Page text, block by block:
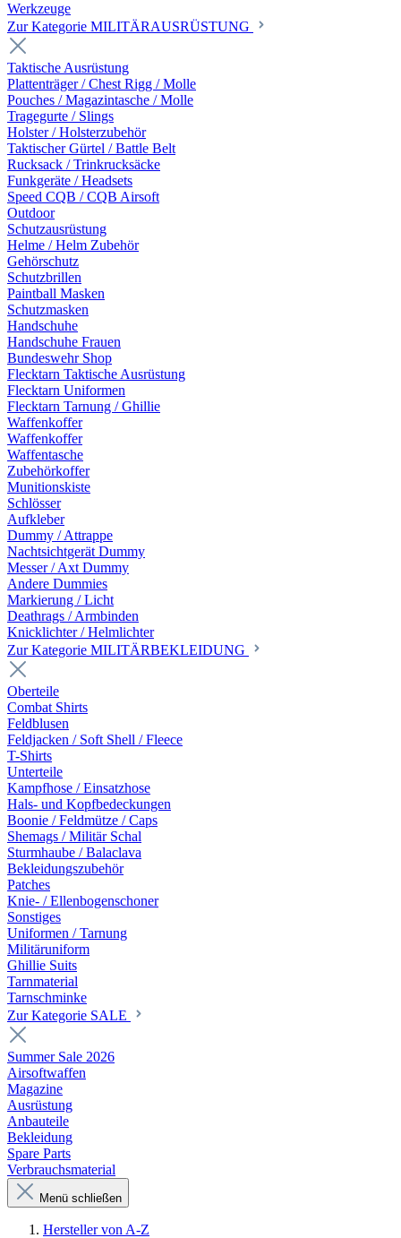
Werkzeuge
Zur Kategorie MILITÄRAUSRÜSTUNG
Taktische Ausrüstung
Plattenträger / Chest Rigg / Molle
Pouches / Magazintasche / Molle
Tragegurte / Slings
Holster / Holsterzubehör
Taktischer Gürtel / Battle Belt
Rucksack / Trinkrucksäcke
Funkgeräte / Headsets
Speed CQB / CQB Airsoft
Outdoor
Schutzausrüstung
Helme / Helm Zubehör
Gehörschutz
Schutzbrillen
Paintball Masken
Schutzmasken
Handschuhe
Handschuhe Frauen
Bundeswehr Shop
Flecktarn Taktische Ausrüstung
Flecktarn Uniformen
Flecktarn Tarnung / Ghillie
Waffenkoffer
Waffenkoffer
Waffentasche
Zubehörkoffer
Munitionskiste
Schlösser
Aufkleber
Dummy / Attrappe
Nachtsichtgerät Dummy
Messer / Axt Dummy
Andere Dummies
Markierung / Licht
Deathrags / Armbinden
Knicklichter / Helmlichter
Zur Kategorie MILITÄRBEKLEIDUNG
Oberteile
Combat Shirts
Feldblusen
Feldjacken / Soft Shell / Fleece
T-Shirts
Unterteile
Kampfhose / Einsatzhose
Hals- und Kopfbedeckungen
Boonie / Feldmütze / Caps
Shemags / Militär Schal
Sturmhaube / Balaclava
Bekleidungszubehör
Patches
Knie- / Ellenbogenschoner
Sonstiges
Uniformen / Tarnung
Militäruniform
Ghillie Suits
Tarnmaterial
Tarnschminke
Zur Kategorie SALE
Summer Sale 2026
Airsoftwaffen
Magazine
Ausrüstung
Anbauteile
Bekleidung
Spare Parts
Verbrauchsmaterial
Menü schließen
Hersteller von A-Z